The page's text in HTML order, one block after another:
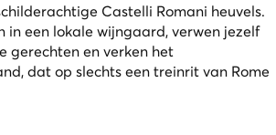
Castelli Romani heuvels.
in een lokale wijngaard, verwen jezelf
gerechten en verken het
dat op slechts een treinrit van Rome